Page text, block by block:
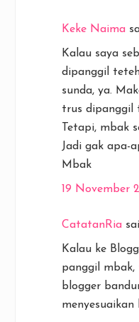
Keke Naima
Kalau saya
dipanggil
sunda, ya.
trus dipanggil
Tetapi, mbak
Jadi gak apa-
Mbak
19 November
CatatanRia
Kalau ke
panggil mbak,
blogger
menyesuaikan